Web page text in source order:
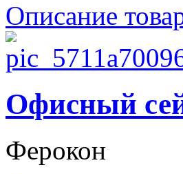
Описание
Офисный
Ферокон